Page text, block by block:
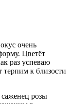
очень
Цветёт
раз успеваю
к близости
розы